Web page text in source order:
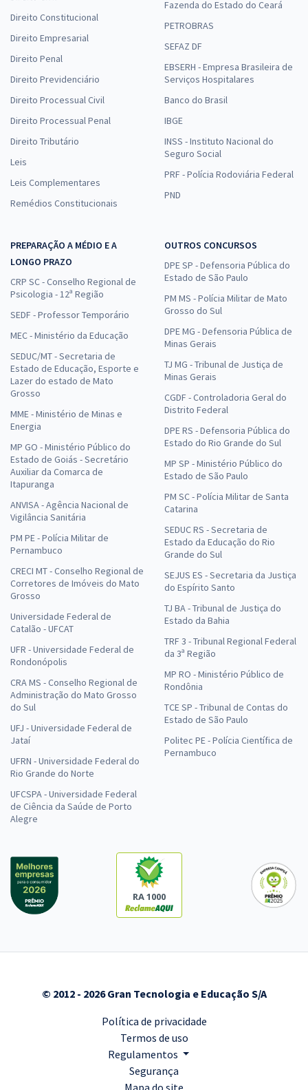
Direito Constitucional
Direito Empresarial
Direito Penal
Direito Previdenciário
Direito Processual Civil
Direito Processual Penal
Direito Tributário
Leis
Leis Complementares
Remédios Constitucionais
Fazenda do Estado do Ceará
PETROBRAS
SEFAZ DF
EBSERH - Empresa Brasileira de
Serviços Hospitalares
Banco do Brasil
IBGE
INSS - Instituto Nacional do
Seguro Social
PRF - Polícia Rodoviária Federal
PND
PREPARAÇÃO A MÉDIO E A
LONGO PRAZO
CRP SC - Conselho Regional de
Psicologia - 12ª Região
SEDF - Professor Temporário
MEC - Ministério da Educação
SEDUC/MT - Secretaria de
Estado de Educação, Esporte e
Lazer do estado de Mato
Grosso
MME - Ministério de Minas e
Energia
MP GO - Ministério Público do
Estado de Goiás - Secretário
Auxiliar da Comarca de
Itapuranga
ANVISA - Agência Nacional de
Vigilância Sanitária
PM PE - Polícia Militar de
Pernambuco
CRECI MT - Conselho Regional de
Corretores de Imóveis do Mato
Grosso
Universidade Federal de
Catalão - UFCAT
UFR - Universidade Federal de
Rondonópolis
CRA MS - Conselho Regional de
Administração do Mato Grosso
do Sul
UFJ - Universidade Federal de
Jataí
UFRN - Universidade Federal do
Rio Grande do Norte
UFCSPA - Universidade Federal
de Ciência da Saúde de Porto
Alegre
OUTROS CONCURSOS
DPE SP - Defensoria Pública do
Estado de São Paulo
PM MS - Polícia Militar de Mato
Grosso do Sul
DPE MG - Defensoria Pública de
Minas Gerais
TJ MG - Tribunal de Justiça de
Minas Gerais
CGDF - Controladoria Geral do
Distrito Federal
DPE RS - Defensoria Pública do
Estado do Rio Grande do Sul
MP SP - Ministério Público do
Estado de São Paulo
PM SC - Polícia Militar de Santa
Catarina
SEDUC RS - Secretaria de
Estado da Educação do Rio
Grande do Sul
SEJUS ES - Secretaria da Justiça
do Espírito Santo
TJ BA - Tribunal de Justiça do
Estado da Bahia
TRF 3 - Tribunal Regional Federal
da 3ª Região
MP RO - Ministério Público de
Rondônia
TCE SP - Tribunal de Contas do
Estado de São Paulo
Politec PE - Polícia Científica de
Pernambuco
RA 1000
© 2012 - 2026 Gran Tecnologia e Educação S/A
Política de privacidade
Termos de uso
Regulamentos
Segurança
Mapa do site